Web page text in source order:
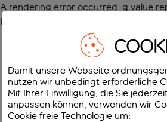
A rendering error occurred:
function
Damit unsere Webseite
nutzen wir unbedingt erforderliche
Mit Ihrer Einwilligung, die Sie
anpassen können, verwenden wir
Cookie freie Technologie um: